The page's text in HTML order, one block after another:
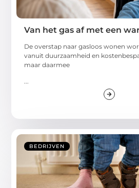
Van het gas af met een
De overstap naar gasloos wonen
vanuit duurzaamheid en
maar daarmee
...
BEDRIJVEN